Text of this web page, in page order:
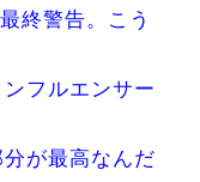
終警告。こう
フルエンサー
が最高なんだ